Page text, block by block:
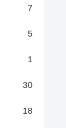
7
5
1
30
18